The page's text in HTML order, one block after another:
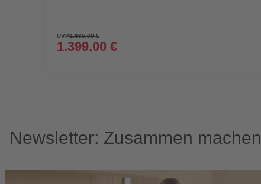
UVP1.665,00 €
1.399,00 €
Newsletter: Zusammen